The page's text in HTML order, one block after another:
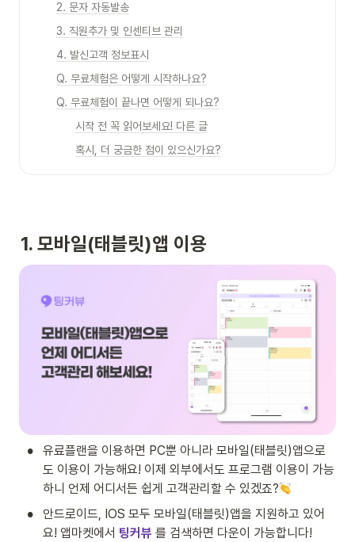
2. 문자 자동발송
3. 직원추가 및 인센티브 관리
4. 발신고객 정보표시
Q. 무료체험은 어떻게 시작하나요?
Q. 무료체험이 끝나면 어떻게 되나요?
시작 전 꼭 읽어보세요! 다른 글
혹시, 더 궁금한 점이 있으신가요?
1. 모바일(태블릿)앱 이용
•
유료플랜을 이용하면 PC뿐 아니라 모바일(태블릿)앱으로
도 이용이 가능해요! 이제 외부에서도 프로그램 이용이 가능
하니 언제 어디서든 쉽게 고객관리할 수 있겠죠?
•
안드로이드, IOS 모두 모바일(태블릿)앱을 지원하고 있어
요! 앱마켓에서 팅커뷰 를 검색하면 다운이 가능합니다!